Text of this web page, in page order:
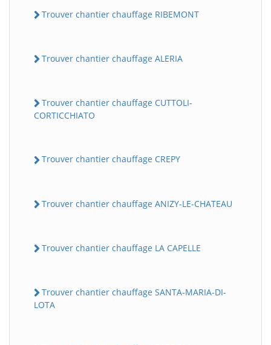
Trouver chantier chauffage RIBEMONT
Trouver chantier chauffage ALERIA
Trouver chantier chauffage CUTTOLI-
CORTICCHIATO
Trouver chantier chauffage CREPY
Trouver chantier chauffage ANIZY-LE-CHATEAU
Trouver chantier chauffage LA CAPELLE
Trouver chantier chauffage SANTA-MARIA-DI-
LOTA